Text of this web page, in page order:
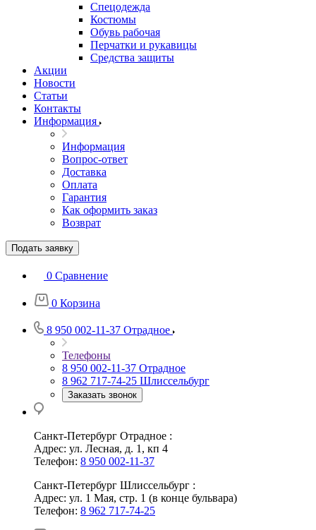
Спецодежда
Костюмы
Обувь рабочая
Перчатки и рукавицы
Средства защиты
Акции
Новости
Статьи
Контакты
Информация
Информация
Вопрос-ответ
Доставка
Оплата
Гарантия
Как оформить заказ
Возврат
Подать заявку
0 Сравнение
0 Корзина
8 950 002-11-37 Отрадное
Телефоны
8 950 002-11-37 Отрадное
8 962 717-74-25 Шлиссельбург
Заказать звонок
Санкт-Петербург Отрадное :
Адрес: ул. Лесная, д. 1, кп 4
Телефон: 8 950 002-11-37
Санкт-Петербург Шлиссельбург :
Адрес: ул. 1 Мая, стр. 1 (в конце бульвара)
Телефон: 8 962 717-74-25